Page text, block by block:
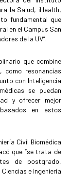
la Salud, iHealth,
fundamental que
en el Campus San
de la UV”.
que combine
como resonancias
con Inteligencia
se puedan
y ofrecer mejor
en estos
Civil Biomédica
que “se trata de
de postgrado,
e Ingeniería